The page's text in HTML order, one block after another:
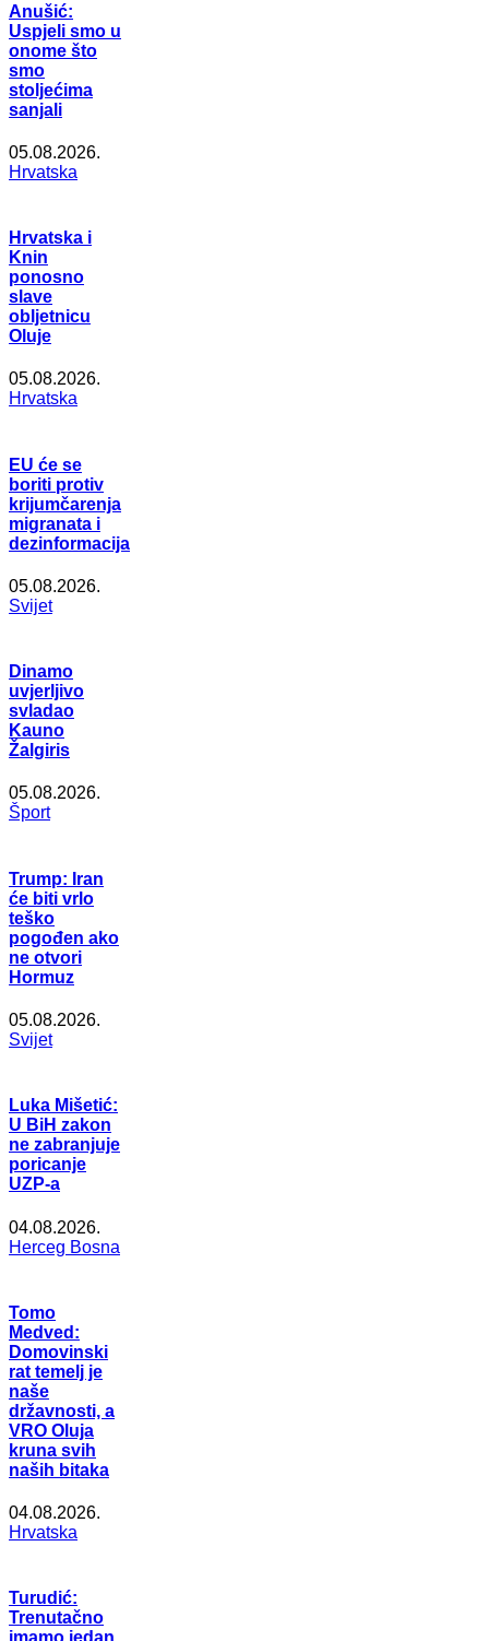
Anušić:
Uspjeli smo u
onome što
smo
stoljećima
sanjali
05.08.2026.
Hrvatska
Hrvatska i
Knin
ponosno
slave
obljetnicu
Oluje
05.08.2026.
Hrvatska
EU će se
boriti protiv
krijumčarenja
migranata i
dezinformacija
05.08.2026.
Svijet
Dinamo
uvjerljivo
svladao
Kauno
Žalgiris
05.08.2026.
Šport
Trump: Iran
će biti vrlo
teško
pogođen ako
ne otvori
Hormuz
05.08.2026.
Svijet
Luka Mišetić:
U BiH zakon
ne zabranjuje
poricanje
UZP-a
04.08.2026.
Herceg Bosna
Tomo
Medved:
Domovinski
rat temelj je
naše
državnosti, a
VRO Oluja
kruna svih
naših bitaka
04.08.2026.
Hrvatska
Turudić:
Trenutačno